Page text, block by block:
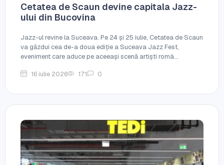
Cetatea de Scaun devine capitala Jazz-
ului din Bucovina
Jazz-ul revine la Suceava. Pe 24 și 25 iulie, Cetatea de Scaun
va găzdui cea de-a doua ediție a Suceava Jazz Fest,
eveniment care aduce pe aceeași scenă artiști româ...
16 iulie 2026 171 0